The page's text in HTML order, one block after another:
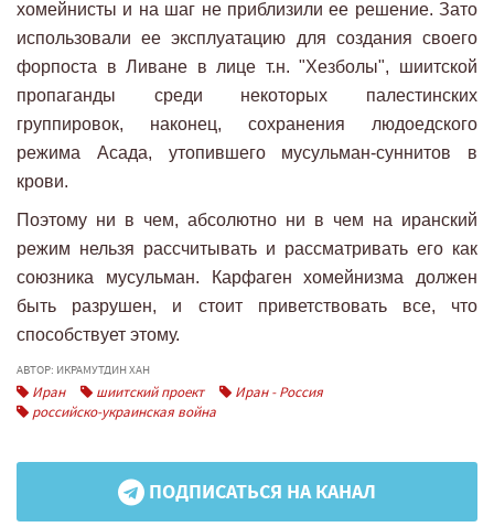
хомейнисты и на шаг не приблизили ее решение. Зато
использовали ее эксплуатацию для создания своего
форпоста в Ливане в лице т.н. "Хезболы", шиитской
пропаганды среди некоторых палестинских
группировок, наконец, сохранения людоедского
режима Асада, утопившего мусульман-суннитов в
крови.
Поэтому ни в чем, абсолютно ни в чем на иранский
режим нельзя рассчитывать и рассматривать его как
союзника мусульман. Карфаген хомейнизма должен
быть разрушен, и стоит приветствовать все, что
способствует этому.
АВТОР: ИКРАМУТДИН ХАН
Иран шиитский проект
Иран - Россия
российско-украинская война
ПОДПИСАТЬСЯ НА КАНАЛ